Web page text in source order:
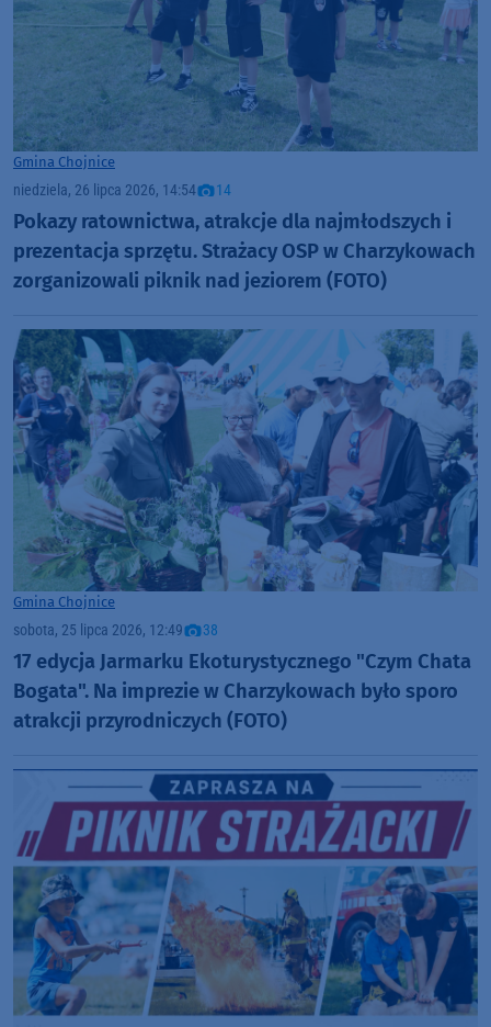
Gmina Chojnice
niedziela, 26 lipca 2026, 14:54 14
Pokazy ratownictwa, atrakcje dla najmłodszych i
prezentacja sprzętu. Strażacy OSP w Charzykowach
zorganizowali piknik nad jeziorem (FOTO)
Gmina Chojnice
sobota, 25 lipca 2026, 12:49 38
17 edycja Jarmarku Ekoturystycznego "Czym Chata
Bogata". Na imprezie w Charzykowach było sporo
atrakcji przyrodniczych (FOTO)